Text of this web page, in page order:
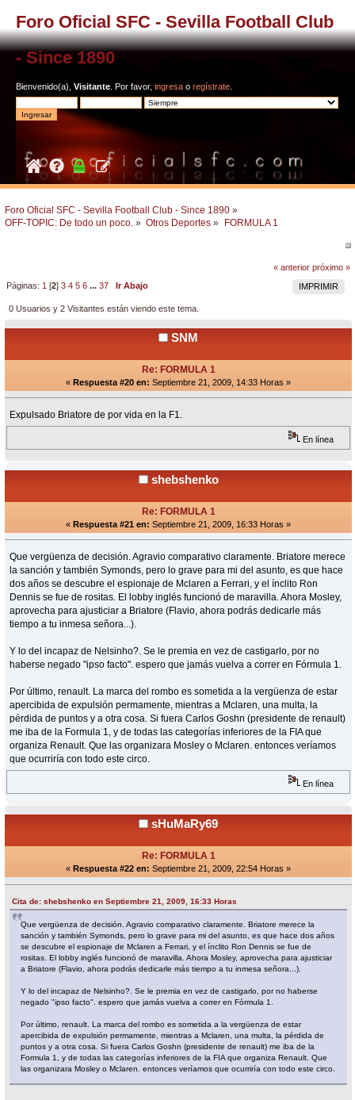
Foro Oficial SFC - Sevilla Football Club
- Since 1890
Bienvenido(a), Visitante . Por favor, ingresa o regístrate
Foro Oficial SFC - Sevilla Football Club - Since 1890 »
OFF-TOPIC: De todo un poco. » Otros Deportes » FORMULA 1
« anterior próximo »
IMPRIMIR
Páginas: 1 [2]3 4 5 6 ...37 Ir Abajo
0 Usuarios y 2 Visitantes están viendo este tema.
SNM
Re: FORMULA 1
« Respuesta #20 en: Septiembre 21, 2009, 14:33 Horas »
Expulsado Briatore de por vida en la F1.
En línea
shebshenko
Re: FORMULA 1
« Respuesta #21 en: Septiembre 21, 2009, 16:33 Horas »
Que vergüenza de decisión. Agravio comparativo claramente. Briatore merece
la sanción y también Symonds, pero lo grave para mi del asunto, es que hace
dos años se descubre el espionaje de Mclaren a Ferrari, y el ínclito Ron
Dennis se fue de rositas. El lobby inglés funcionó de maravilla. Ahora Mosley,
aprovecha para ajusticiar a Briatore (Flavio, ahora podrás dedicarle más
tiempo a tu inmesa señora...).
Y lo del incapaz de Nelsinho?. Se le premia en vez de castigarlo, por no
haberse negado "ipso facto". espero que jamás vuelva a correr en Fórmula 1.
Por último, renault. La marca del rombo es sometida a la vergüenza de estar
apercibida de expulsión permamente, mientras a Mclaren, una multa, la
pérdida de puntos y a otra cosa. Si fuera Carlos Goshn (presidente de renault)
me iba de la Formula 1, y de todas las categorías inferiores de la FIA que
organiza Renault. Que las organizara Mosley o Mclaren. entonces veríamos
que ocurriría con todo este circo.
En línea
sHuMaRy69
Re: FORMULA 1
« Respuesta #22 en: Septiembre 21, 2009, 22:54 Horas »
Cita de: shebshenko en Septiembre 21, 2009, 16:33 Horas
Que vergüenza de decisión. Agravio comparativo claramente. Briatore merece la
sanción y también Symonds, pero lo grave para mi del asunto, es que hace dos años
se descubre el espionaje de Mclaren a Ferrari, y el ínclito Ron Dennis se fue de
rositas. El lobby inglés funcionó de maravilla. Ahora Mosley, aprovecha para ajusticiar
a Briatore (Flavio, ahora podrás dedicarle más tiempo a tu inmesa señora...).
Y lo del incapaz de Nelsinho?. Se le premia en vez de castigarlo, por no haberse
negado "ipso facto". espero que jamás vuelva a correr en Fórmula 1.
Por último, renault. La marca del rombo es sometida a la vergüenza de estar
apercibida de expulsión permamente, mientras a Mclaren, una multa, la pérdida de
puntos y a otra cosa. Si fuera Carlos Goshn (presidente de renault) me iba de la
Formula 1, y de todas las categorías inferiores de la FIA que organiza Renault. Que
las organizara Mosley o Mclaren. entonces veríamos que ocurriría con todo este circo.